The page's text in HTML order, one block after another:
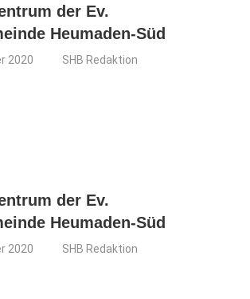
der Ev.
Heumaden-Süd
2020 SHB Redaktion
der Ev.
Heumaden-Süd
2020 SHB Redaktion